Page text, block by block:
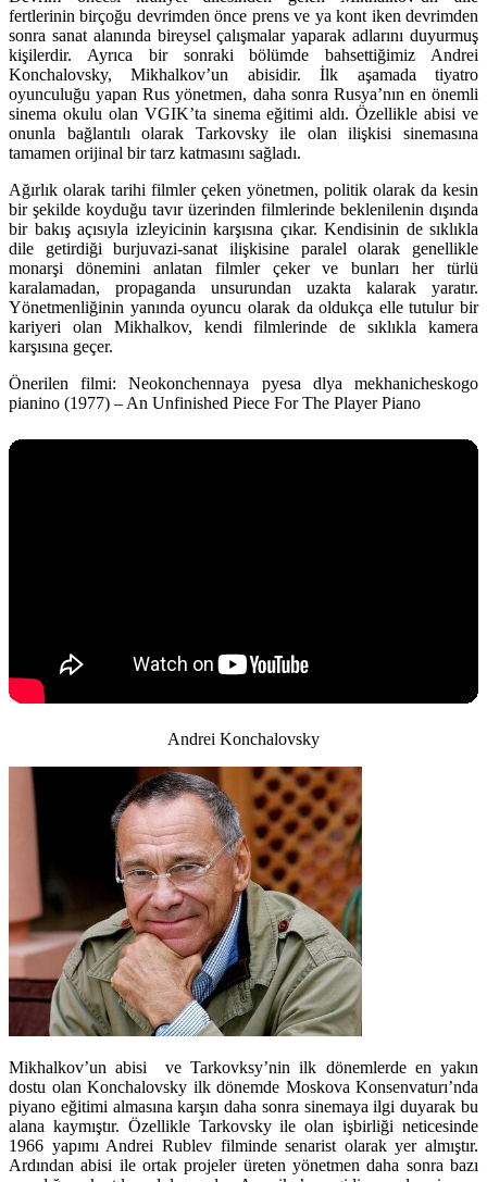
fertlerinin birçoğu devrimden önce prens ve ya kont iken devrimden
sonra sanat alanında bireysel çalışmalar yaparak adlarını duyurmuş
kişilerdir. Ayrıca bir sonraki bölümde bahsettiğimiz Andrei
Konchalovsky, Mikhalkov’un abisidir. İlk aşamada tiyatro
oyunculuğu yapan Rus yönetmen, daha sonra Rusya’nın en önemli
sinema okulu olan VGIK’ta sinema eğitimi aldı. Özellikle abisi ve
onunla bağlantılı olarak Tarkovsky ile olan ilişkisi sinemasına
tamamen orijinal bir tarz katmasını sağladı.
Ağırlık olarak tarihi filmler çeken yönetmen, politik olarak da kesin
bir şekilde koyduğu tavır üzerinden filmlerinde beklenilenin dışında
bir bakış açısıyla izleyicinin karşısına çıkar. Kendisinin de sıklıkla
dile getirdiği burjuvazi-sanat ilişkisine paralel olarak genellikle
monarşi dönemini anlatan filmler çeker ve bunları her türlü
karalamadan, propaganda unsurundan uzakta kalarak yaratır.
Yönetmenliğinin yanında oyuncu olarak da oldukça elle tutulur bir
kariyeri olan Mikhalkov, kendi filmlerinde de sıklıkla kamera
karşısına geçer.
Önerilen filmi: Neokonchennaya pyesa dlya mekhanicheskogo
pianino (1977) – An Unfinished Piece For The Player Piano
Andrei Konchalovsky
Mikhalkov’un abisi ve Tarkovksy’nin ilk dönemlerde en yakın
dostu olan Konchalovsky ilk dönemde Moskova Konsenvaturı’nda
piyano eğitimi almasına karşın daha sonra sinemaya ilgi duyarak bu
alana kaymıştır. Özellikle Tarkovsky ile olan işbirliği neticesinde
1966 yapımı Andrei Rublev filminde senarist olarak yer almıştır.
Ardından abisi ile ortak projeler üreten yönetmen daha sonra bazı